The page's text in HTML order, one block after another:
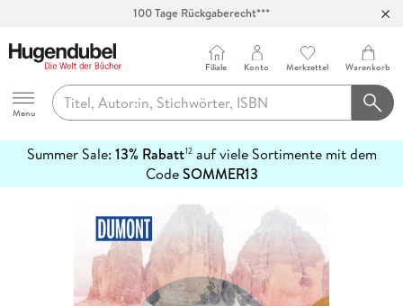
100 Tage Rückgaberecht***
Hugendubel
Menu
Filiale Konto Merkzettel Warenkorb
Summer Sale: 13% Rabatt12auf viele Sortimente mit dem
CodeSOMMER13
erfahren